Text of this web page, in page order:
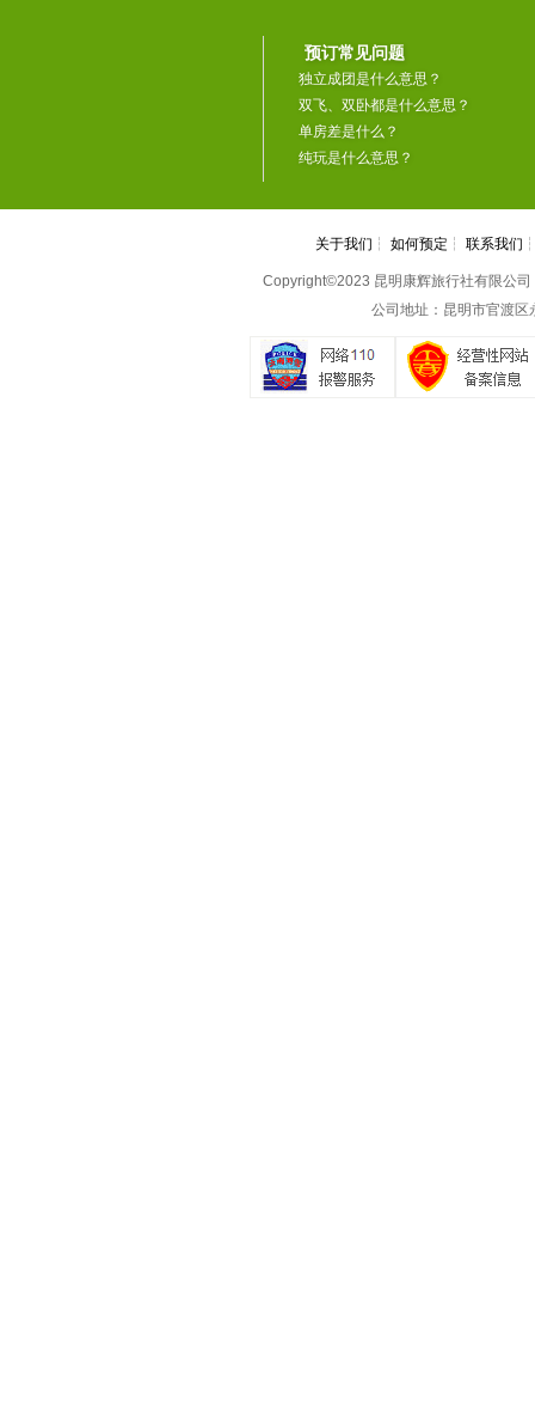
预订常见问题
独立成团是什么意思？
双飞、双卧都是什么意思？
单房差是什么？
纯玩是什么意思？
关于我们 ┆ 如何预定 ┆ 联系我们
Copyright©2023 昆明康辉旅行社有限公
公司地址：昆明市官渡